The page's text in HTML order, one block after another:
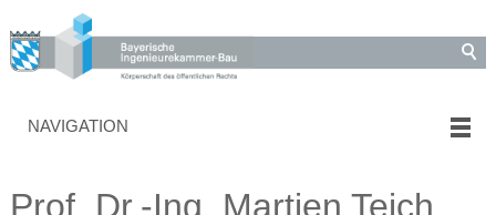
NAVIGATION
Prof. Dr.-Ing. Martien Teich